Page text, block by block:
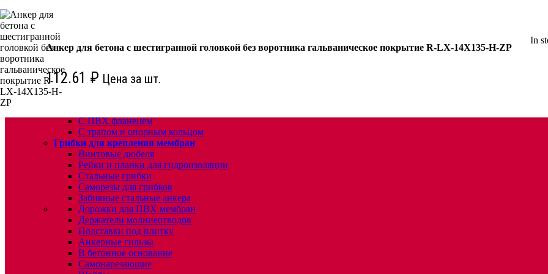
КРЕПЕЖ:
Для кровли
Водосточные воронки
Комплектующие для кровельных воронок
Кровельные воронки с листвоуловителем
Воронки с листвоуловителем и обжимным фланцем
С ПВХ фланецем
С трапом и опорным кольцом
Грибки для крепления мембран
Винтовые дюбеля
Рейки и планки для гидроизоляции
Стальные грибки
Саморезы для грибков
Забивные стальные анкера
Дорожки для ПВХ мембран
Держатели молниеотводов
Подставки под плитку
Анкерные гильзы
В бетонное основание
Самонарезающие
Анкер для бетона с шестигранной головкой без воротника гальваническое покрытие R-LX-14X135-H-ZP
112.61 ₽ Цена за шт.
In